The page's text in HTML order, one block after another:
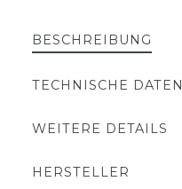
BESCHREIBUNG
TECHNISCHE DATEN
WEITERE DETAILS
HERSTELLER